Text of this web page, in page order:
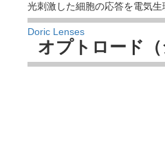
光刺激した細胞の応答を電気生
Doric Lenses
オプトロード（